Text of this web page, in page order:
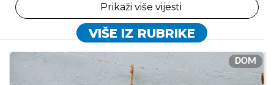
Prikaži više vijesti
VIŠE IZ RUBRIKE
DOM